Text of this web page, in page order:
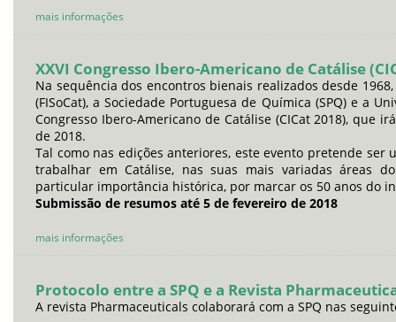
mais informações
XXVI Congresso Ibero-Americano de Catálise
Na sequência dos encontros bienais realizados desde
(FISoCat), a Sociedade Portuguesa de Química (SPQ) e a
Congresso Ibero-Americano de Catálise (CICat 2018), que
de 2018.
Tal como nas edições anteriores, este evento pretende
trabalhar em Catálise, nas suas mais variadas áreas
particular importância histórica, por marcar os 50 anos do
Submissão de resumos até 5 de fevereiro de 2018
mais informações
Protocolo entre a SPQ e a Revista
A revista Pharmaceuticals colaborará com a SPQ nas